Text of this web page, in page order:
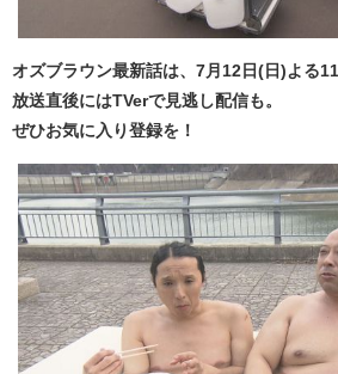
オズブラウン最新話は、7月12日(日)よる11
放送直後にはTVerで見逃し配信も。
ぜひお気に入り登録を！